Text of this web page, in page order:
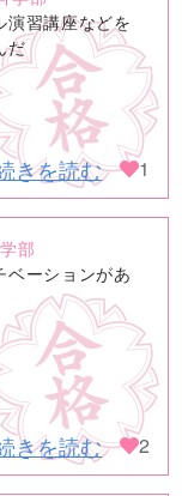
演習講座などを
だ
きを読む 1
部
ベーションがあ
きを読む 2